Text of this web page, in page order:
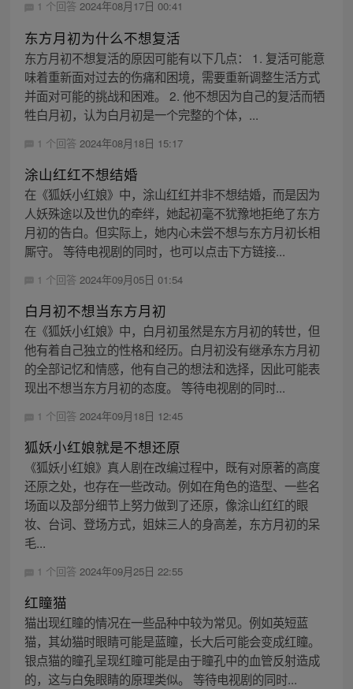
1 个回答 2024年08月17日 00:41
东方月初为什么不想复活
东方月初不想复活的原因可能有以下几点： 1. 复活可能意
味着重新面对过去的伤痛和困境，需要重新调整生活方式
并面对可能的挑战和困难。 2. 他不想因为自己的复活而牺
牲白月初，认为白月初是一个完整的个体，...
1 个回答 2024年08月18日 15:17
涂山红红不想结婚
在《狐妖小红娘》中，涂山红红并非不想结婚，而是因为
人妖殊途以及世仇的牵绊，她起初毫不犹豫地拒绝了东方
月初的告白。但实际上，她内心未尝不想与东方月初长相
厮守。 等待电视剧的同时，也可以点击下方链接...
1 个回答 2024年09月05日 01:54
白月初不想当东方月初
在《狐妖小红娘》中，白月初虽然是东方月初的转世，但
他有着自己独立的性格和经历。白月初没有继承东方月初
的全部记忆和情感，他有自己的想法和选择，因此可能表
现出不想当东方月初的态度。 等待电视剧的同时...
1 个回答 2024年09月18日 12:45
狐妖小红娘就是不想还原
《狐妖小红娘》真人剧在改编过程中，既有对原著的高度
还原之处，也存在一些改动。例如在角色的造型、一些名
场面以及部分细节上努力做到了还原，像涂山红红的眼
妆、台词、登场方式，姐妹三人的身高差，东方月初的呆
毛...
1 个回答 2024年09月25日 22:55
红瞳猫
猫出现红瞳的情况在一些品种中较为常见。例如英短蓝
猫，其幼猫时眼睛可能是蓝瞳，长大后可能会变成红瞳。
银点猫的瞳孔呈现红瞳可能是由于瞳孔中的血管反射造成
的，这与白兔眼睛的原理类似。 等待电视剧的同时...